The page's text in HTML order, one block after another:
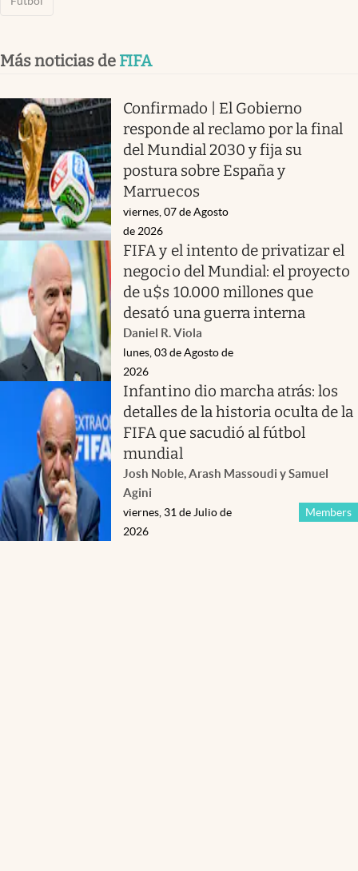
Más noticias de FIFA
Confirmado | El Gobierno
responde al reclamo por la final
del Mundial 2030 y fija su
postura sobre España y
Marruecos
viernes, 07 de Agosto
de 2026
FIFA y el intento de privatizar el
negocio del Mundial: el proyecto
de u$s 10.000 millones que
desató una guerra interna
Daniel R. Viola
lunes, 03 de Agosto de
2026
Infantino dio marcha atrás: los
detalles de la historia oculta de la
FIFA que sacudió al fútbol
mundial
Josh Noble, Arash Massoudi y Samuel
Agini
Members
viernes, 31 de Julio de
2026